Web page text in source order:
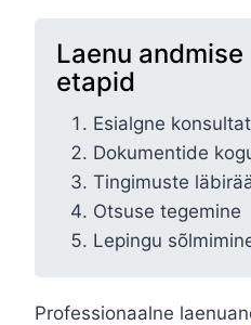
Laenu
etapid
Esialgne
Dokumentide
Tingimuste
Otsuse tegemine
Lepingu
Professionaalne